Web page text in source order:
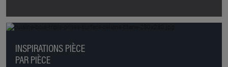
INSPIRATIONS PIÈCE
PAR PIÈCE